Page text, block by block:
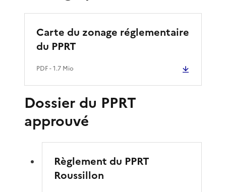
Carte du zonage réglementaire
du PPRT
PDF- 1.7 Mio
Dossier du PPRT
approuvé
Règlement du PPRT
Roussillon